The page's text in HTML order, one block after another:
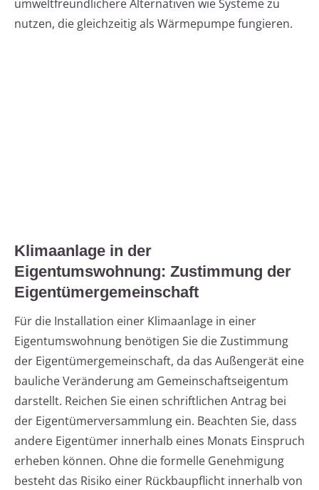
umweltfreundlichere Alternativen wie Systeme zu
nutzen, die gleichzeitig als Wärmepumpe fungieren.
Klimaanlage in der
Eigentumswohnung: Zustimmung der
Eigentümergemeinschaft
Für die Installation einer Klimaanlage in einer
Eigentumswohnung benötigen Sie die Zustimmung
der Eigentümergemeinschaft, da das Außengerät eine
bauliche Veränderung am Gemeinschaftseigentum
darstellt. Reichen Sie einen schriftlichen Antrag bei
der Eigentümerversammlung ein. Beachten Sie, dass
andere Eigentümer innerhalb eines Monats Einspruch
erheben können. Ohne die formelle Genehmigung
besteht das Risiko einer Rückbaupflicht innerhalb von